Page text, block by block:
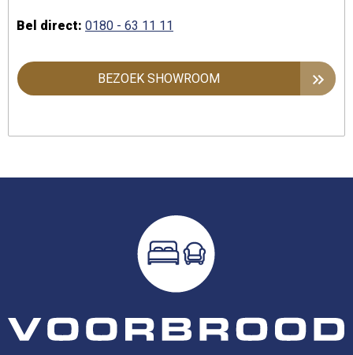
Bel direct: 0180 - 63 11 11
BEZOEK SHOWROOM